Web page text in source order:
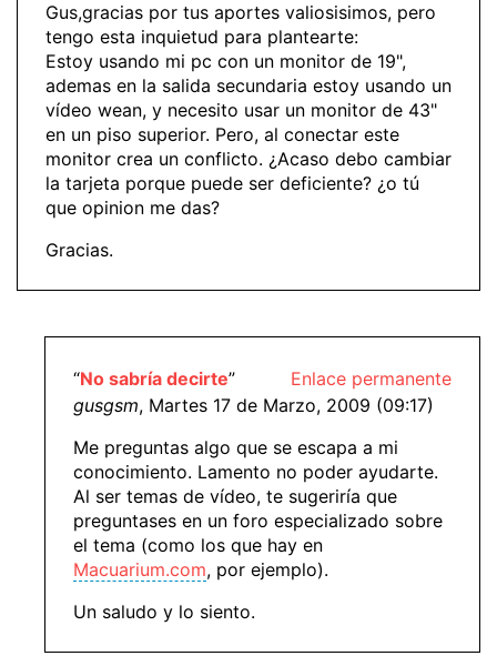
Gus,gracias por tus aportes valiosisimos, pero
tengo esta inquietud para plantearte:
Estoy usando mi pc con un monitor de 19",
ademas en la salida secundaria estoy usando un
vídeo wean, y necesito usar un monitor de 43"
en un piso superior. Pero, al conectar este
monitor crea un conflicto. ¿Acaso debo cambiar
la tarjeta porque puede ser deficiente? ¿o tú
que opinion me das?
Gracias.
Enlace permanente
“No sabría decirte”
gusgsm, Martes 17 de Marzo, 2009 (09:17)
Me preguntas algo que se escapa a mi
conocimiento. Lamento no poder ayudarte.
Al ser temas de vídeo, te sugeriría que
preguntases en un foro especializado sobre
el tema (como los que hay en
Macuarium.com, por ejemplo).
Un saludo y lo siento.